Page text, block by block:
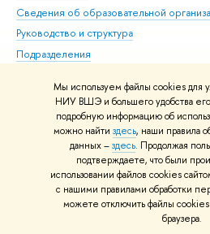
Мы используем файлы cookies для
НИУ ВШЭ и большего удобства
подробную информацию об
можно найти здесь, наши правила
данных –здесь. Продолжая
подтверждаете, что были
использовании файлов cookies
с нашими правилами обработки
можете отключить файлы cookies
браузера.
Сведения об образовательной
Руководство и структура
Подразделения
Попечительский совет
Корпуса и общежития
ВШЭ для студентов с ограниченными
здоровья и инвалидностью
Версия для слабовидящих